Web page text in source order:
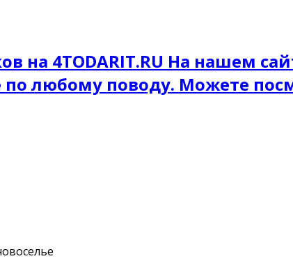
на 4TODARIT.RU На нашем
любому поводу. Можете